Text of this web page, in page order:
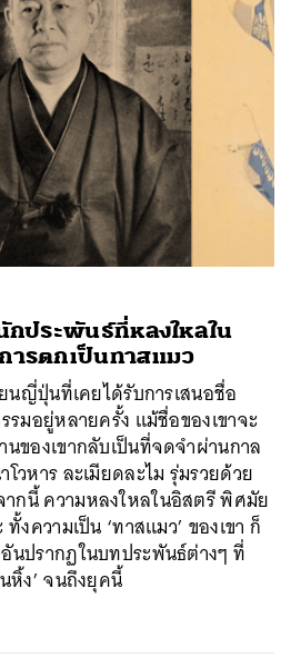
กประพันธ์ที่หลงใหลใน
ารตกเป็นทาสแมว
นญี่ปุ่นที่เคยได้รับการเสนอชื่อ
รมอยู่หลายครั้ง แม้ชื่อของเขาจะ
นของเขากลับเป็นที่จดจำผ่านกาล
วหาร ละเมียดละไม รุ่มรวยด้วย
กนี้ ความหลงใหลในอิสตรี พิศมัย
งความเป็น ‘ทาสแมว’ ของเขา ก็
นปรากฏในบทประพันธ์ต่างๆ ที่
หิ้ง’ จนถึงยุคนี้